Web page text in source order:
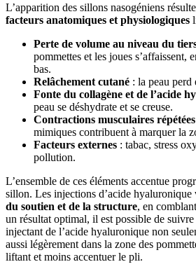
L’apparition des sillons nasogéniens
facteurs anatomiques et physiologiques
Perte de volume au niveau du
pommettes et les joues s’affaissent,
bas.
Relâchement cutané : la peau perd
Fonte du collagène et de l’acide
peau se déshydrate et se creuse.
Contractions musculaires répétées
mimiques contribuent à marquer la
Facteurs externes : tabac, stress
pollution.
L’ensemble de ces éléments accentue
sillon. Les injections d’acide hyaluronique
du soutien et de la structure, en
un résultat optimal, il est possible de
injectant de l’acide hyaluronique non
aussi légèrement dans la zone des
liftant et moins accentuer le pli.